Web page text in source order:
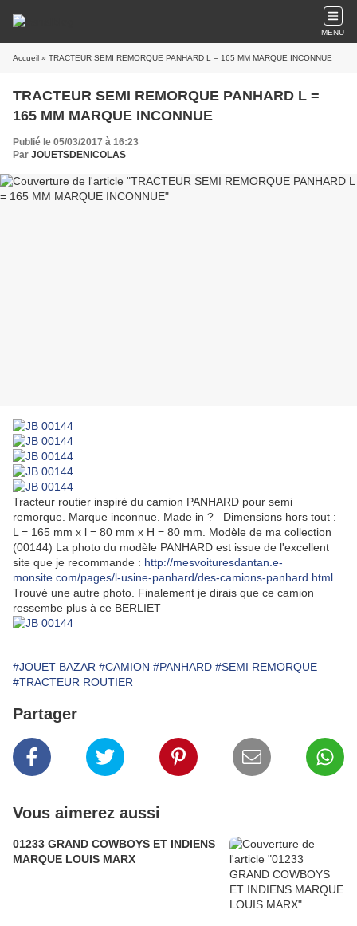
MENU
Accueil » TRACTEUR SEMI REMORQUE PANHARD L = 165 MM MARQUE INCONNUE
TRACTEUR SEMI REMORQUE PANHARD L =
165 MM MARQUE INCONNUE
Publié le 05/03/2017 à 16:23
Par JOUETSDENICOLAS
Tracteur routier inspiré du camion PANHARD pour semi
remorque. Marque inconnue. Made in ? Dimensions hors tout :
L = 165 mm x l = 80 mm x H = 80 mm. Modèle de ma collection
(00144) La photo du modèle PANHARD est issue de l'excellent
site que je recommande : http://mesvoituresdantan.e-
monsite.com/pages/l-usine-panhard/des-camions-panhard.html
Trouvé une autre photo. Finalement je dirais que ce camion
ressembe plus à ce BERLIET
#JOUET BAZAR #CAMION #PANHARD #SEMI REMORQUE
#TRACTEUR ROUTIER
Partager
Vous aimerez aussi
01233 GRAND COWBOYS ET INDIENS
MARQUE LOUIS MARX